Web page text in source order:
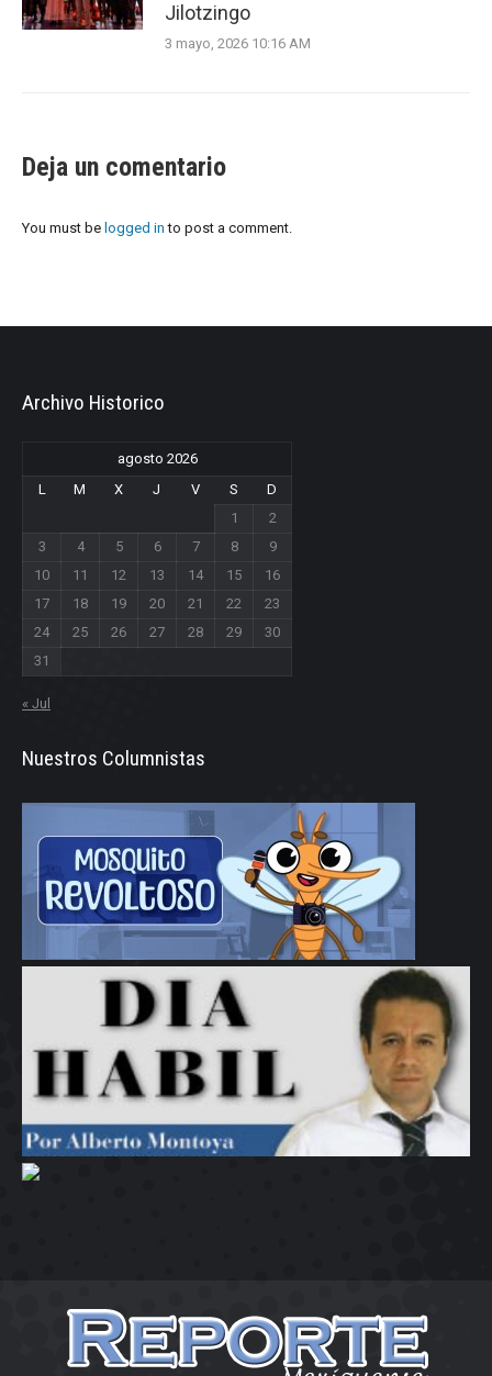
Jilotzingo
3 mayo, 2026 10:16 AM
Deja un comentario
You must be logged in to post a comment.
Archivo Historico
agosto 2026
L
M X J V S
D
1
2
3
4 5 6 7 8
9
10
11 12 13 14 15
16
17
18 19 20 21 22
23
24
25 26 27 28 29
30
31
« Jul
Nuestros Columnistas